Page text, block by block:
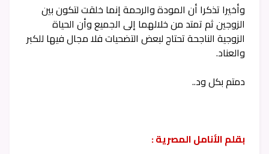
وأخيرا تذكرا أن المودة والرحمة إنما خلقت لتكون بين
الزوجين ثم تمتد من خلالهما إلى الجميع وأن الحياة
الزوجية الناجحة تحتاج لبعض التضحيات فلا مجال فيها للكبر
والعناد.
دمتم بكل ود..
بقلم الأنامل المصرية :